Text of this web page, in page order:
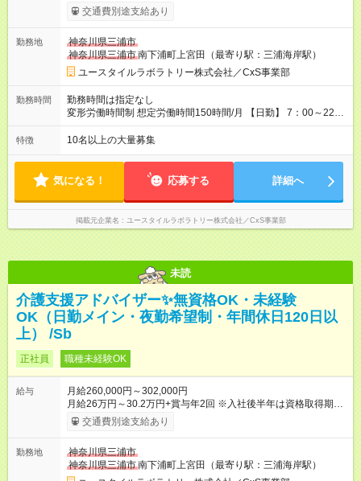
変動） 【無資格の方の入社後のモデル月収】 ［入社］ 無資
格・未経験／月収22.9万円 ［半年～1年］ 実務者研修取得／
30.2万円 ［入社3年目以降］ ジュニアコーディネー／月収
36.6万円以上 ※経験・能力等を考慮。 【試用期間】試用期間あ
り 試用期間の長さ：2ヶ月 雇用形態、給与は本採用時と同じで
す。
交通費別途支給あり
勤務地
神奈川県三浦市
神奈川県三浦市南下浦町上宮田（最寄り駅：三浦海岸駅）
ユースタイルラボラトリー株式会社／CxS事業部
勤務時間
勤務時間は指定なし
変形労働時間制 想定労働時間150時間/月 【日勤】 7：00～22：
00の間で7.5時間勤務／休憩1時間 【夜勤】 17：00～翌10：00
の15時間勤務／休憩２時間 ※勤務時間は各施設のシフトによる
間程度）
特徴 10名以上の大量募集
気になる！ 応募する 詳細へ
掲載元企業名 ユースタイルラボラトリー株式会社／CxS事業部
未読
介護支援アドバイザー✨無資格OK・未経験
OK（日勤メイン・夜勤希望制・年間休日120日以
上） /Sb
正社員 職種未経験OK
給与
月給260,000円～302,000円
月給26万円～30.2万円+賞与年2回 ※入社後半年は資格取得期間
として研修月給22.9万円～になる場合がございます。 （保有資
格・経験等により変動） 【入社後のモデル月収】 ［入社］ 無
／月収26万円 ［入社3年］ エリアリーダー・介護福祉士／月
収30.2万円 ［入社3年目以降］ ジュニアコーディネー／月収
交通費別途支給あり
勤務地
神奈川県三浦市
神奈川県三浦市南下浦町上宮田（最寄り駅：三浦海岸駅）